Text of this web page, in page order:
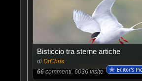
Bisticcio tra sterne artiche
di DrChris.
66commenti, 6036 visite